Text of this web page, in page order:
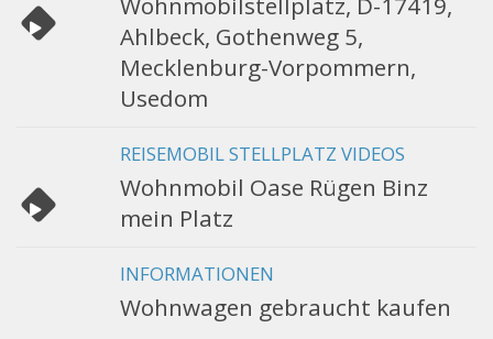
Ahlbeck, Gothenweg 5,
Mecklenburg-Vorpommern,
Usedom
REISEMOBIL STELLPLATZ VIDEOS
Wohnmobil Oase Rügen Binz
mein Platz
INFORMATIONEN
Wohnwagen gebraucht kaufen